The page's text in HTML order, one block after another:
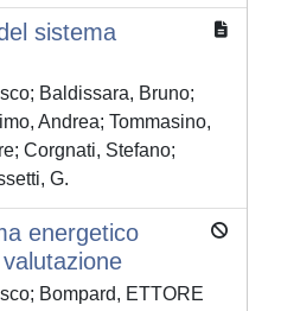
sistema
Baldissara, Bruno;
Andrea; Tommasino,
Corgnati, Stefano;
G.
energetico
Bompard, ETTORE